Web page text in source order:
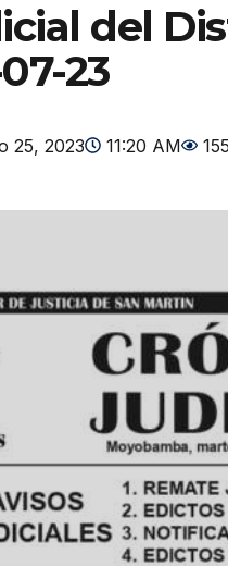
del
23
25, 2023 11:20 AM 155